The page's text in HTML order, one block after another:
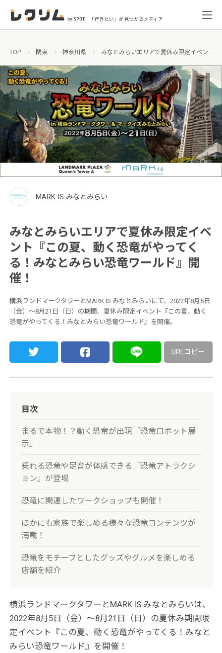
「行きたい」が見つかるメディア
TOP 関東 神奈川県 みなとみらいエリアで夏休み限定イベント『この夏、動く恐竜がやってくる！みなとみらい恐竜ワールド』開催！
MARK IS みなとみらい
みなとみらいエリアで夏休み限定イベ
ント『この夏、動く恐竜がやってく
る！みなとみらい恐竜ワールド』開
催！
横浜ランドマークタワーとMARK IS みなとみらいにて、2022年8月5日
（金）～8月21日（日）の期間、夏休み限定イベント『この夏、動く
恐竜がやってくる！みなとみらい恐竜ワールド』を開催。
URLコピー
目次
まるで本物！？動く恐竜が出現『恐竜ロボット展
示』
乗れる恐竜や足音が体感できる『恐竜アトラクシ
ョン』が登場
恐竜に関連したワークショップも開催！
ほかにも家族で楽しめる様々な恐竜コンテンツが
満載！
恐竜をモチーフとしたグッズやグルメを楽しめる
店舗を紹介
横浜ランドマークタワーとMARK IS みなとみらいは、
2022年8月5日（金）～8月21日（日）の夏休み期間限
定イベント『この夏、動く恐竜がやってくる！みなと
みらい恐竜ワールド』を開催！